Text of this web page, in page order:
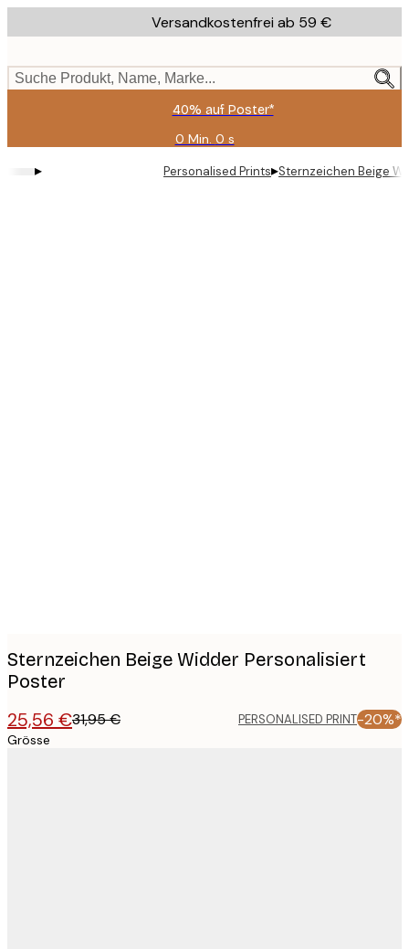
to
content.
Versandkostenfrei ab 59 €
Suche Produkt, Name, Marke...
40% auf Poster*
0 Min. 0 s
Gültig
bis:
2026-
▸ Personalised Prints▸Sternzeichen Beige
Sternzeichen Beige Widder Personalisiert
Poster
25,56 €31,95 € PERSONALISED PRINT-20%*
Grösse